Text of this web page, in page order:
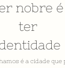
nobre é
ter
é a cidade